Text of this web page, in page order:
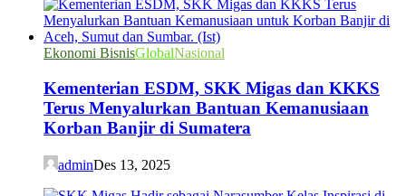
Ekonomi BisnisGlobalNasional
Kementerian ESDM, SKK Migas dan KKKS
Terus Menyalurkan Bantuan Kemanusiaan
Korban Banjir di Sumatera
adminDes 13, 2025